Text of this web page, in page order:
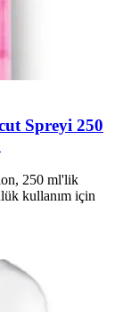
Spreyi 250
250 ml'lik
kullanım için